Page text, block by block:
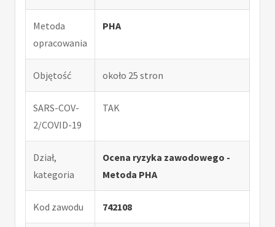
Metoda
opracowania
PHA
Objętość około 25 stron
SARS-COV-
2/COVID-19
TAK
Dział,
kategoria
Ocena ryzyka zawodowego -
Metoda PHA
Kod zawodu 742108